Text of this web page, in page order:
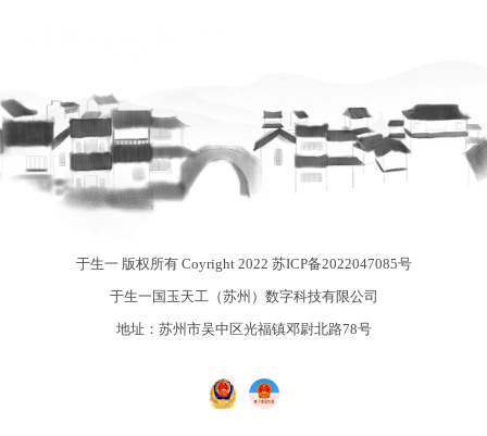
于生一 版权所有 Coyright 2022 苏ICP备2022047085号
于生一国玉天工（苏州）数字科技有限公司
地址：苏州市吴中区光福镇邓尉北路78号